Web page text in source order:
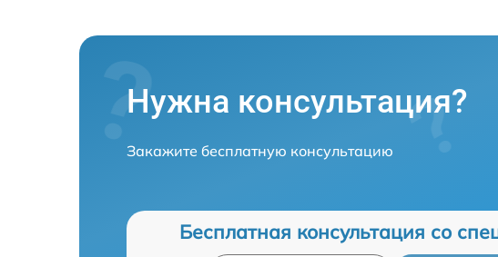
Нужна консультация?
Закажите бесплатную консультацию
Бесплатная консультация со